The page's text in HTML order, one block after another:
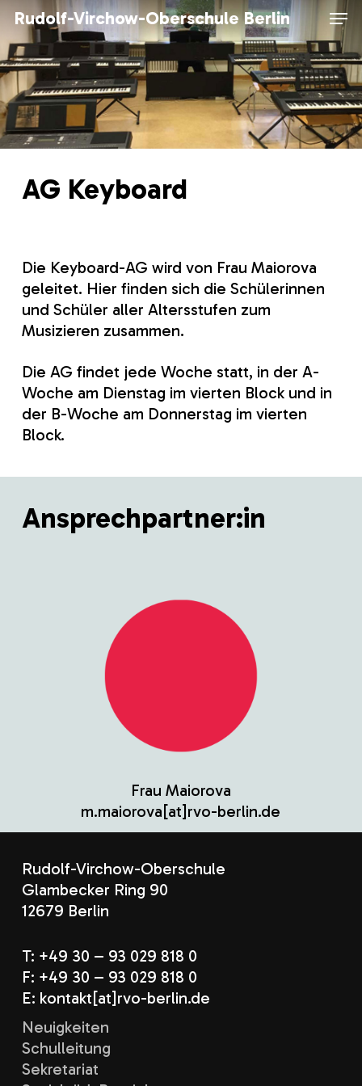
Skip
main
content
Rudolf-Virchow-Oberschule Berlin
AG Keyboard
Die Keyboard-AG wird von Frau Maiorova
geleitet. Hier finden sich die Schülerinnen
und Schüler aller Altersstufen zum
Musizieren zusammen.
Die AG findet jede Woche statt, in der A-
Woche am Dienstag im vierten Block und in
der B-Woche am Donnerstag im vierten
Block.
Ansprechpartner:in
Frau Maiorova
m.maiorova[at]rvo-berlin.de
Rudolf-Virchow-Oberschule
Glambecker Ring 90
12679 Berlin
T: +49 30 – 93 029 818 0
F: +49 30 – 93 029 818 0
E: kontakt[at]rvo-berlin.de
Neuigkeiten
Schulleitung
Sekretariat